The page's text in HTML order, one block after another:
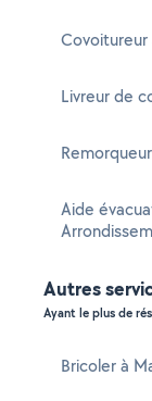
Livreur de
Aide
Autres
Ayant le plus de
Bricoler à